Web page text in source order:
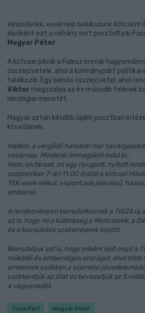
Készüljetek, vasárnap találkozunk Kötcsén!
elsőként ezt a néhány sort posztolta ki
Magyar Péter.
A kötcsei piknik a Fidesz immár
összejövetele, ahol a kormánypárt politikai
találkozik. Egy belsős összejövetel, ahol
Viktor megszabja az év második felének
ideológiai menetét.
Magyar aztán később újabb posztban
követőinek:
Hallom, a vergődő hatalom már
vasárnap. Mindenki önmagából indul ki…
Nem, elvtársak, mi egy nyugodt, nyitott
szeptember 7-én 11.00 órától a kötcsei
TEK-esek nélkül, viszont sok jóérzésű,
emberrel.
A rendezvényen bemutatkoznak a TISZA új
az is, hogy mi a különbség a Menczerek, a
és a becsületes szakemberek között.
Bemutatjuk azt is, hogy miként épít majd a
működő és emberséges országot, ahol több
embernek csökken a személyi
csökkentjük az áfát és bevezetjük az 5
a vagyonadót.
Tisza Párt Magyar Péter